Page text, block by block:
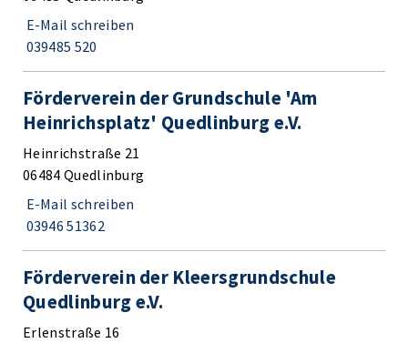
E-Mail schreiben
039485 520
Förderverein der Grundschule 'Am
Heinrichsplatz' Quedlinburg e.V.
Heinrichstraße 21
06484 Quedlinburg
E-Mail schreiben
03946 51362
Förderverein der Kleersgrundschule
Quedlinburg e.V.
Erlenstraße 16